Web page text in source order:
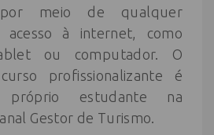
meio de qualquer
acesso à internet, como
ou computador. O
profissionalizante é
estudante na
Gestor de Turismo.